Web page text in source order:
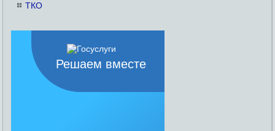
ТКО
Решаем вместе